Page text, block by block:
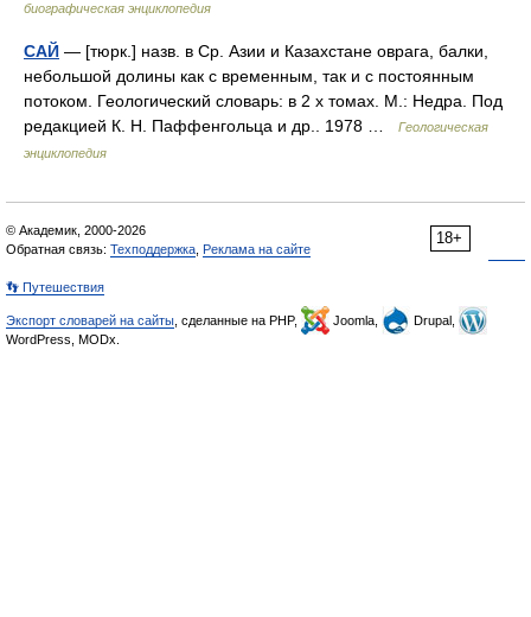
биографическая энциклопедия
САЙ — [тюрк.] назв. в Ср. Азии и Казахстане оврага, балки,
небольшой долины как с временным, так и с постоянным
потоком. Геологический словарь: в 2 х томах. М.: Недра. Под
редакцией К. Н. Паффенгольца и др.. 1978 …
Геологическая
энциклопедия
18+
© Академик, 2000-2026
Обратная связь: Техподдержка Реклама на сайте
👣 Путешествия
Экспорт словарей на сайты , сделанные на PHP, Joomla,
Drupal,
WordPress, MODx.